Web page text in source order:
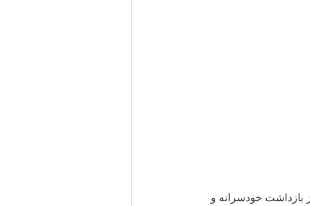
روز بازداشت خودسرانه و